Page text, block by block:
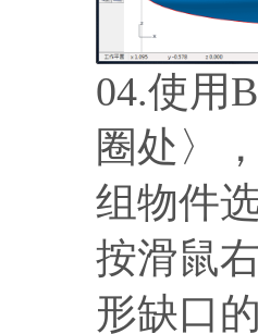
04.使用
圈处〉
组物件
按滑鼠
形缺口